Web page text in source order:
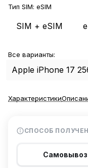
Тип SIM: eSIM
SIM + eSIM
Все варианты:
Apple iPhone 17
Характеристики
СПОСОБ
Самовывоз